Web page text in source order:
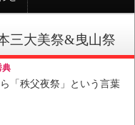
三大美祭&曳山祭
典
「秩父夜祭」という言葉